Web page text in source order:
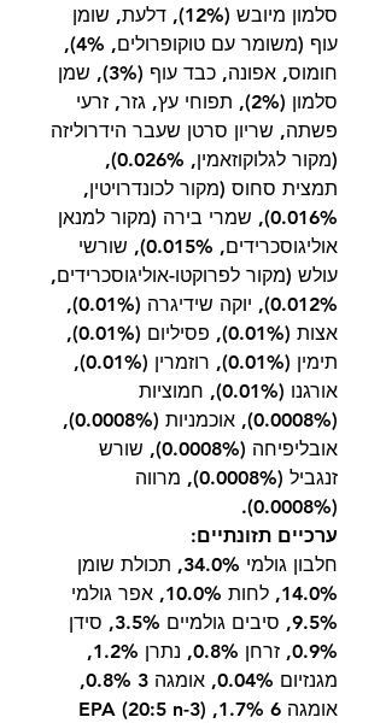
סלמון מיובש (‎12%), דלעת, שומן
עוף (משומר עם טוקופרולים, ‎4%),
חומוס, אפונה, כבד עוף (‎3%), שמן
סלמון (‎2%), תפוחי עץ, גזר, זרעי
פשתה, שריון סרטן שעבר הידרוליזה
(מקור לגלוקוזאמין, ‎0.026%),
תמצית סחוס (מקור לכונדרויטין,
‎0.016%), שמרי בירה (מקור למנאן
אוליגוסכרידים, ‎0.015%), שורשי
עולש (מקור לפרוקטו-אוליגוסכרידים,
‎0.012%), יוקה שידיגרה (‎0.01%),
אצות (‎0.01%), פסיליום (‎0.01%),
תימין (‎0.01%), רוזמרין (‎0.01%),
אורגנו (‎0.01%), חמוציות
(‎0.0008%), אוכמניות (‎0.0008%),
אובליפיחה (‎0.0008%), שורש
זנגביל (‎0.0008%), מרווה
(‎0.0008%).
ערכיים תזונתיים:
חלבון גולמי ‎34.0%, תכולת שומן
‎14.0%, לחות ‎10.0%, אפר גולמי
‎9.5%, סיבים גולמיים ‎3.5%, סידן
‎0.9%, זרחן ‎0.8%, נתרן ‎1.2%,
מגנזיום ‎0.04%, אומגה 3 ‎0.8%,
אומגה 6 1.7%, EPA (20:5 n-3)